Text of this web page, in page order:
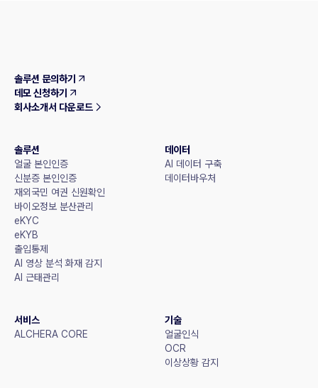
솔루션 문의하기
데모 신청하기
회사소개서 다운로드
솔루션
얼굴 본인인증
신분증 본인인증
재외국민 여권 신원확인
바이오정보 분산관리
eKYC
eKYB
출입통제
AI 영상 분석 화재 감지
AI 근태관리
데이터
AI 데이터 구축
데이터바우처
서비스
ALCHERA CORE
기술
얼굴인식
OCR
이상상황 감지